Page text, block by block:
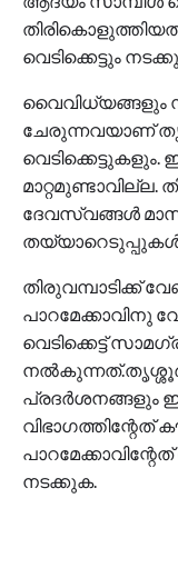
വെടിക്കെട്ടും
ചേരുന്നവയാണ്
മാറ്റമുണ്ടാവില്ല.
ദേവസ്വങ്ങൾ
തയ്യാറെടുപ്പുകൾ
തിരുവമ്പാടിക്ക്
പാറമേക്കാവിനു
വെടിക്കെട്ട്
പ്രദർശനങ്ങളും
വിഭാഗത്തിന്റേത്
നടക്കുക.